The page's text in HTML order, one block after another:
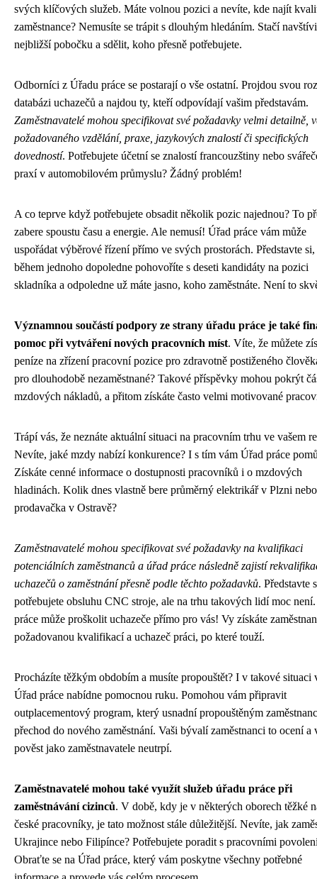
svých klíčových služeb. Máte volnou pozici a nevíte, kde najít
zaměstnance? Nemusíte se trápit s dlouhým hledáním. Stačí
nejbližší pobočku a sdělit, koho přesně potřebujete.
Odborníci z Úřadu práce se postarají o vše ostatní. Projdou svou
databázi uchazečů a najdou ty, kteří odpovídají vašim představám.
Zaměstnavatelé mohou specifikovat své požadavky velmi detailně,
požadovaného vzdělání, praxe, jazykových znalostí či specifických
dovedností. Potřebujete účetní se znalostí francouzštiny nebo
praxí v automobilovém průmyslu? Žádný problém!
A co teprve když potřebujete obsadit několik pozic najednou? To
zabere spoustu času a energie. Ale nemusí! Úřad práce vám může
uspořádat výběrové řízení přímo ve svých prostorách. Představte si,
během jednoho dopoledne pohovoříte s deseti kandidáty na pozici
skladníka a odpoledne už máte jasno, koho zaměstnáte. Není to
Významnou součástí podpory ze strany úřadu práce je také
pomoc při vytváření nových pracovních míst. Víte, že můžete
peníze na zřízení pracovní pozice pro zdravotně postiženého
pro dlouhodobě nezaměstnané? Takové příspěvky mohou pokrýt
mzdových nákladů, a přitom získáte často velmi motivované
Trápí vás, že neznáte aktuální situaci na pracovním trhu ve vašem
Nevíte, jaké mzdy nabízí konkurence? I s tím vám Úřad práce
Získáte cenné informace o dostupnosti pracovníků i o mzdových
hladinách. Kolik dnes vlastně bere průměrný elektrikář v Plzni nebo
prodavačka v Ostravě?
Zaměstnavatelé mohou specifikovat své požadavky na kvalifikaci
potenciálních zaměstnanců a úřad práce následně zajistí
uchazečů o zaměstnání přesně podle těchto požadavků. Představte
potřebujete obsluhu CNC stroje, ale na trhu takových lidí moc
práce může proškolit uchazeče přímo pro vás! Vy získáte
požadovanou kvalifikací a uchazeč práci, po které touží.
Procházíte těžkým obdobím a musíte propouštět? I v takové situaci
Úřad práce nabídne pomocnou ruku. Pomohou vám připravit
outplacementový program, který usnadní propouštěným
přechod do nového zaměstnání. Vaši bývalí zaměstnanci to ocení a
pověst jako zaměstnavatele neutrpí.
Zaměstnavatelé mohou také využít služeb úřadu práce při
zaměstnávání cizinců. V době, kdy je v některých oborech těžké
české pracovníky, je tato možnost stále důležitější. Nevíte, jak
Ukrajince nebo Filipínce? Potřebujete poradit s pracovními
Obraťte se na Úřad práce, který vám poskytne všechny potřebné